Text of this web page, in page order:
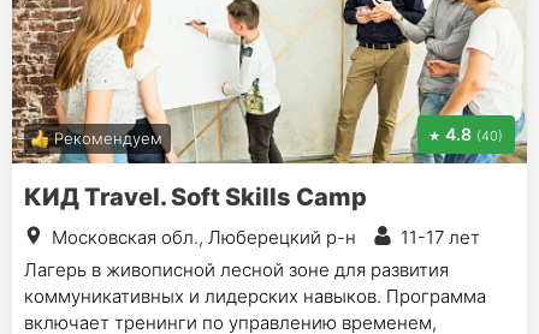
Рекомендуем 4.8 (40)
КИД Travel. Soft Skills Camp
Московская обл., Люберецкий р-н
11-17 лет
Лагерь в живописной лесной зоне для развития
коммуникативных и лидерских навыков. Программа
включает тренинги по управлению временем,